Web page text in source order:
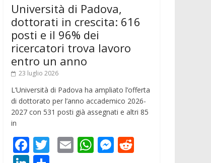
Università di Padova,
dottorati in crescita: 616
posti e il 96% dei
ricercatori trova lavoro
entro un anno
23 luglio 2026
L’Università di Padova ha ampliato l’offerta
di dottorato per l’anno accademico 2026-
2027 con 531 posti già assegnati e altri 85
in
F T E W M